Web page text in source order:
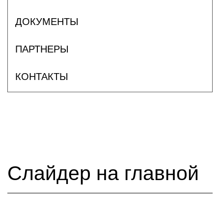
ДОКУМЕНТЫ
ПАРТНЕРЫ
КОНТАКТЫ
Слайдер на главной